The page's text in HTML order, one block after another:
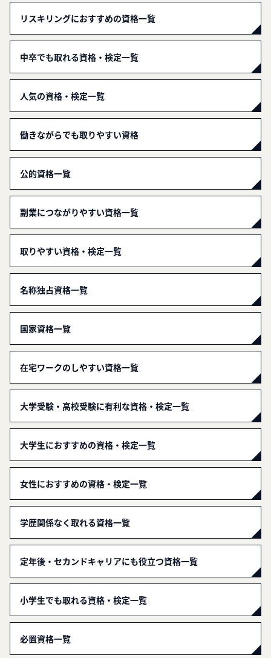
リスキリングにおすすめの資格一覧
中卒でも取れる資格・検定一覧
人気の資格・検定一覧
働きながらでも取りやすい資格
公的資格一覧
副業につながりやすい資格一覧
取りやすい資格・検定一覧
名称独占資格一覧
国家資格一覧
在宅ワークのしやすい資格一覧
大学受験・高校受験に有利な資格・検定一覧
大学生におすすめの資格・検定一覧
女性におすすめの資格・検定一覧
学歴関係なく取れる資格一覧
定年後・セカンドキャリアにも役立つ資格一覧
小学生でも取れる資格・検定一覧
必置資格一覧